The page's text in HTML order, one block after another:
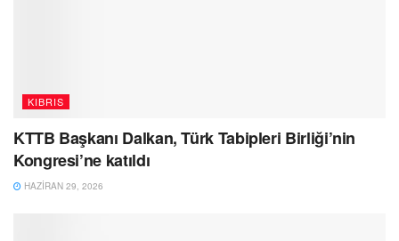
KIBRIS
KTTB Başkanı Dalkan, Türk Tabipleri Birliği’nin
Kongresi’ne katıldı
HAZIRAN 29, 2026